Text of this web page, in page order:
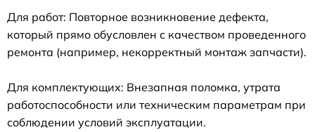
Для работ: Повторное возникновение дефекта,
который прямо обусловлен с качеством проведенного
ремонта (например, некорректный монтаж запчасти).
Для комплектующих: Внезапная поломка, утрата
работоспособности или техническим параметрам при
соблюдении условий эксплуатации.